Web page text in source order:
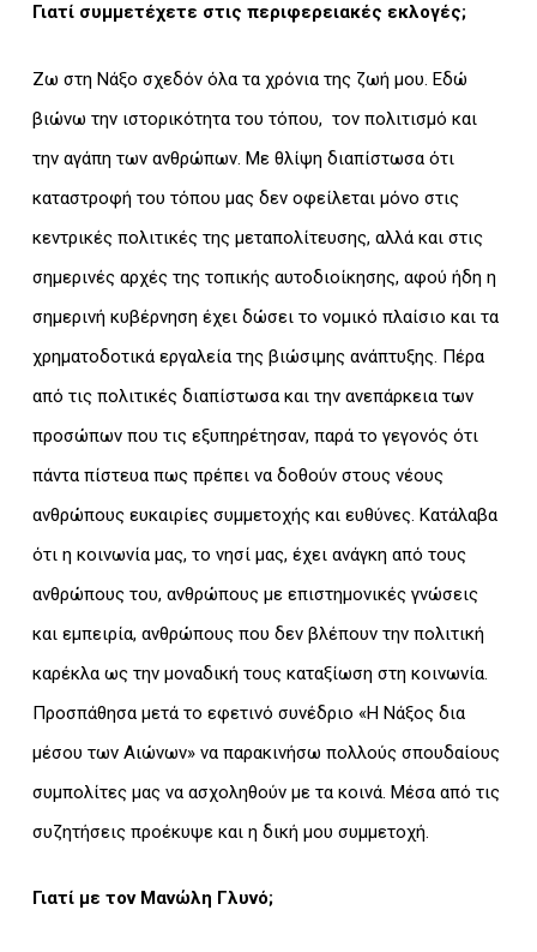
Γιατί συμμετέχετε στις περιφερειακές εκλογές;
Ζω στη Νάξο σχεδόν όλα τα χρόνια της ζωή μου. Εδώ
βιώνω την ιστορικότητα του τόπου, τον πολιτισμό και
την αγάπη των ανθρώπων. Με θλίψη διαπίστωσα ότι
καταστροφή του τόπου μας δεν οφείλεται μόνο στις
κεντρικές πολιτικές της μεταπολίτευσης, αλλά και στις
σημερινές αρχές της τοπικής αυτοδιοίκησης, αφού ήδη η
σημερινή κυβέρνηση έχει δώσει το νομικό πλαίσιο και τα
χρηματοδοτικά εργαλεία της βιώσιμης ανάπτυξης. Πέρα
από τις πολιτικές διαπίστωσα και την ανεπάρκεια των
προσώπων που τις εξυπηρέτησαν, παρά το γεγονός ότι
πάντα πίστευα πως πρέπει να δοθούν στους νέους
ανθρώπους ευκαιρίες συμμετοχής και ευθύνες. Κατάλαβα
ότι η κοινωνία μας, το νησί μας, έχει ανάγκη από τους
ανθρώπους του, ανθρώπους με επιστημονικές γνώσεις
και εμπειρία, ανθρώπους που δεν βλέπουν την πολιτική
καρέκλα ως την μοναδική τους καταξίωση στη κοινωνία.
Προσπάθησα μετά το εφετινό συνέδριο «Η Νάξος δια
μέσου των Αιώνων» να παρακινήσω πολλούς σπουδαίους
συμπολίτες μας να ασχοληθούν με τα κοινά. Μέσα από τις
συζητήσεις προέκυψε και η δική μου συμμετοχή.
Γιατί με τον Μανώλη Γλυνό;